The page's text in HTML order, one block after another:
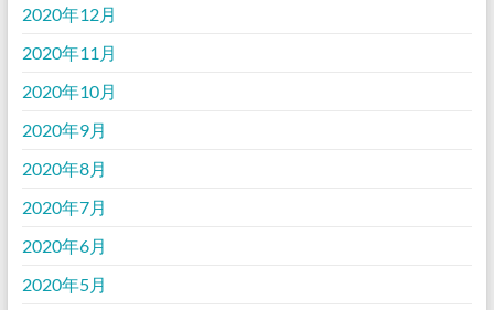
2020年12月
2020年11月
2020年10月
2020年9月
2020年8月
2020年7月
2020年6月
2020年5月